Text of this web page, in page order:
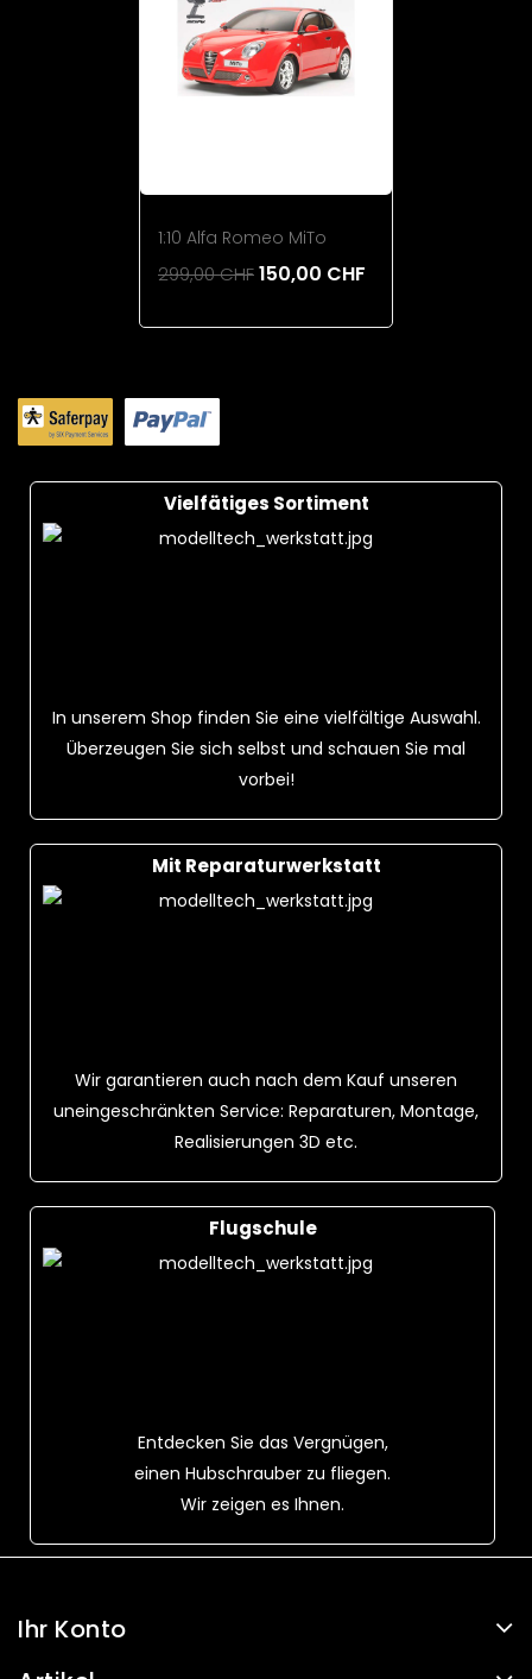
1:10 Alfa Romeo MiTo
299,00 CHF150,00 CHF
Vielfätiges Sortiment
In unserem Shop finden Sie eine vielfältige Auswahl.
Überzeugen Sie sich selbst und schauen Sie mal
vorbei!
Mit Reparaturwerkstatt
Wir garantieren auch nach dem Kauf unseren
uneingeschränkten Service: Reparaturen, Montage,
Realisierungen 3D etc.
Flugschule
Entdecken Sie das Vergnügen,
einen Hubschrauber zu fliegen.
Wir zeigen es Ihnen.
Ihr Konto